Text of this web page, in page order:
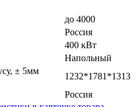
до 4000
Россия
400 кВт
Напольный
± 5мм
1232*1781*1313
Россия